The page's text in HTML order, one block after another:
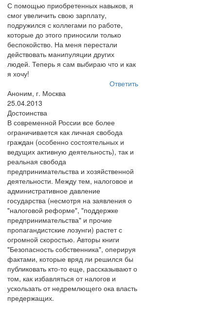
С помощью приобретенных навыков, я
смог увеличить свою зарплату,
подружился с коллегами по работе,
которые до этого приносили только
беспокойство. На меня перестали
действовать манипуляции других
людей. Теперь я сам выбираю что и как
я хочу!
Ответить
Аноним, г. Москва
25.04.2013
Достоинства
В современной России все более
ограничивается как личная свобода
граждан (особенно состоятельных и
ведущих активную деятельность), так и
реальная свобода
предпринимательства и хозяйственной
деятельности. Между тем, налоговое и
административное давление
государства (несмотря на заявления о
"налоговой реформе", "поддержке
предпринимательства" и прочие
пропагандистские лозунги) растет с
огромной скоростью. Авторы книги
"Безопасность собственника", оперируя
фактами, которые вряд ли решился бы
публиковать кто-то еще, рассказывают о
том, как избавляться от налогов и
ускользать от недремлющего ока власть
предержащих.